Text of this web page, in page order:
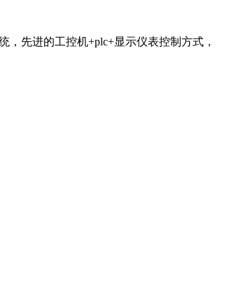
先进的工控机+plc+显示仪表控制方式，